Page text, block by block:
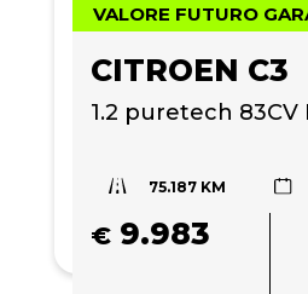
VALORE FUTURO
CITROEN C3
1.2 puretech 83CV
75.187 KM
€ 9.983